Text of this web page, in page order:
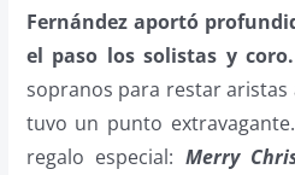
Fernández aportó
el paso los solistas y coro.
sopranos para restar
tuvo un punto
regalo especial: Merry